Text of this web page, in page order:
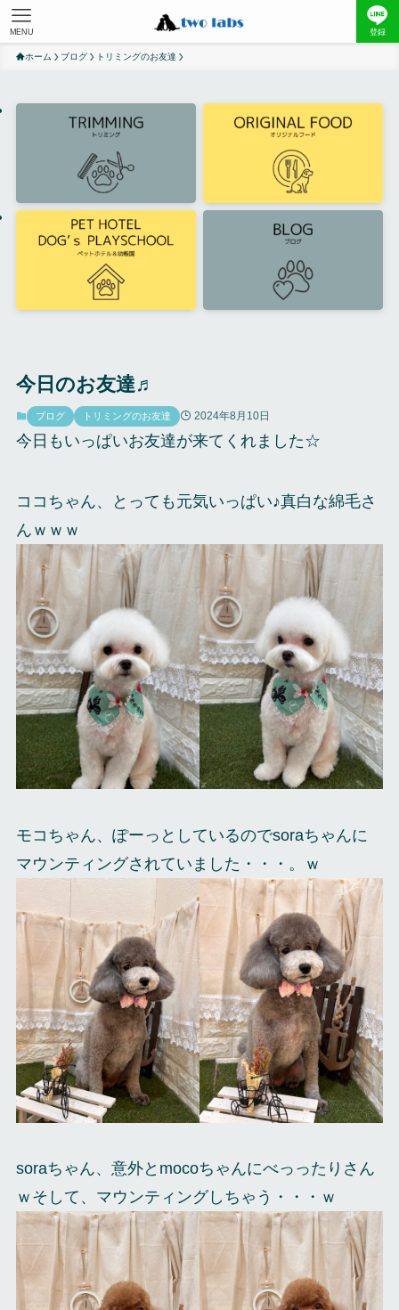
登録
MENU
ホーム ブログ トリミングのお友達
今日のお友達♬
ブログ トリミングのお友達 2024年8月10日
今日もいっぱいお友達が来てくれました☆
ココちゃん、とっても元気いっぱい♪真白な綿毛さ
んｗｗｗ
モコちゃん、ぽーっとしているのでsoraちゃんに
マウンティングされていました・・・。ｗ
soraちゃん、意外とmocoちゃんにべっったりさん
ｗそして、マウンティングしちゃう・・・ｗ